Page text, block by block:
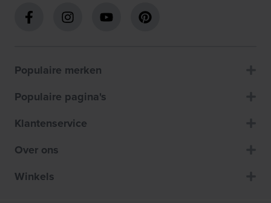
Populaire merken
Populaire pagina's
Klantenservice
Over ons
Winkels